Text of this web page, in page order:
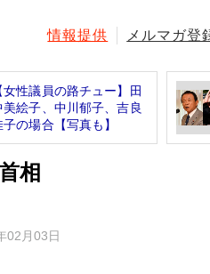
情報提供 メルマガ登
女性議員の路チュー】田
美絵子、中川郁子、吉良
子の場合【写真も】
相
02月03日